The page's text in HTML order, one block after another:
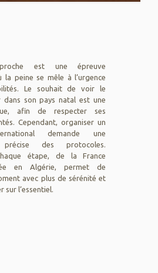
est une épreuve
la peine se mêle à l’urgence
Le souhait de voir le
dans son pays natal est une
afin de respecter ses
Cependant, organiser un
demande une
précise des protocoles.
étape, de la France
en Algérie, permet de
avec plus de sérénité et
sur l’essentiel.